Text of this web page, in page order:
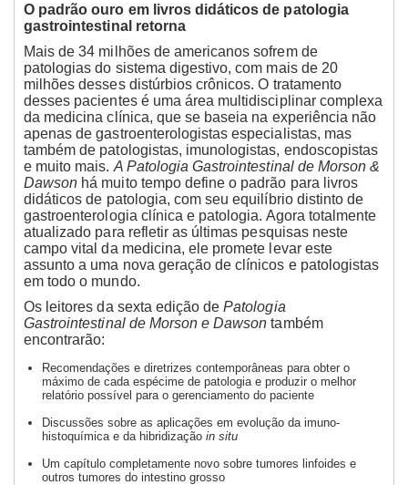
O padrão ouro em livros didáticos de patologia
gastrointestinal retorna
Mais de 34 milhões de americanos sofrem de
patologias do sistema digestivo, com mais de 20
milhões desses distúrbios crônicos. O tratamento
desses pacientes é uma área multidisciplinar complexa
da medicina clínica, que se baseia na experiência não
apenas de gastroenterologistas especialistas, mas
também de patologistas, imunologistas, endoscopistas
e muito mais. A Patologia Gastrointestinal de Morson &
Dawson há muito tempo define o padrão para livros
didáticos de patologia, com seu equilíbrio distinto de
gastroenterologia clínica e patologia. Agora totalmente
atualizado para refletir as últimas pesquisas neste
campo vital da medicina, ele promete levar este
assunto a uma nova geração de clínicos e patologistas
em todo o mundo.
Os leitores da sexta edição dePatologia
Gastrointestinal de Morson e Dawson também
encontrarão:
Recomendações e diretrizes contemporâneas para obter o
máximo de cada espécime de patologia e produzir o melhor
relatório possível para o gerenciamento do paciente
Discussões sobre as aplicações em evolução da imuno-
histoquímica e da hibridização in situ
Um capítulo completamente novo sobre tumores linfoides e
outros tumores do intestino grosso